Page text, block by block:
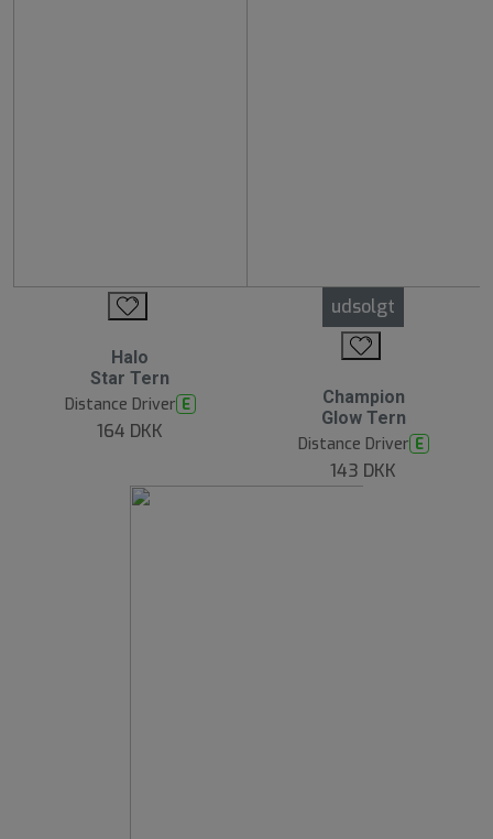
Halo
Star Tern
Distance Driver E
164 DKK
udsolgt
Champion
Glow Tern
Distance Driver E
143 DKK